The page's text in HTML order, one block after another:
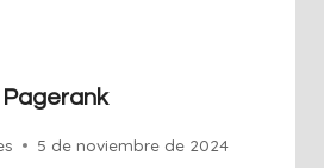
Pagerank
5 de noviembre de 2024